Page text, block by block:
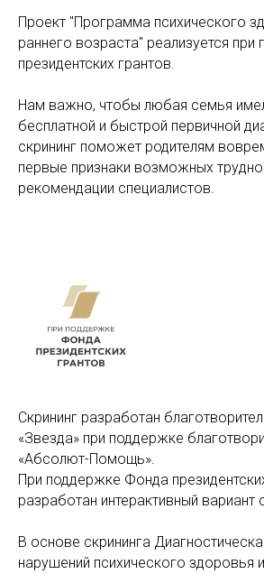
Проект "Программа психического
раннего возраста" реализуется
президентских грантов.
Нам важно, чтобы любая семья
бесплатной и быстрой первичной
скрининг поможет родителям
первые признаки возможных
рекомендации специалистов.
Скрининг разработан
«Звезда» при поддержке
«Абсолют-Помощь».
При поддержке Фонда
разработан интерактивный вариант
В основе скрининга
нарушений психического здоровья